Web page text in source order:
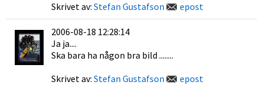
Skrivet av: Stefan Gustafson epost
2006-08-18 12:28:14
Ja ja....
Ska bara ha någon bra bild ........
Skrivet av: Stefan Gustafson epost